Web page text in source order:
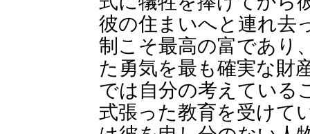
彼の住まいへと連れ去
制こそ最高の富であり
た勇気を最も確実な財
では自分の考えている
式張った教育を受けて